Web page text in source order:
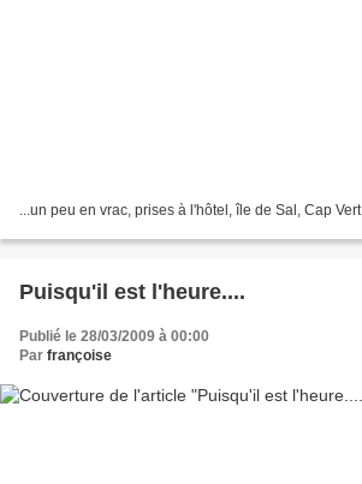
...un peu en vrac, prises à l'hôtel, île de Sal, Cap Vert
Puisqu'il est l'heure....
Publié le 28/03/2009 à 00:00
Par françoise